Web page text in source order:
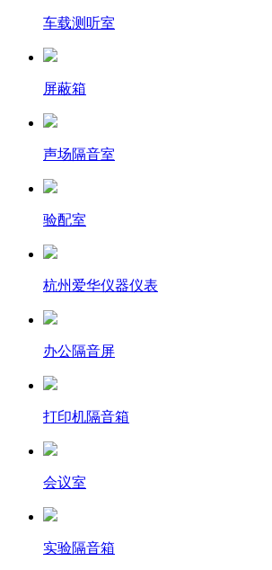
车载测听室
屏蔽箱
声场隔音室
验配室
杭州爱华仪器仪表
办公隔音屏
打印机隔音箱
会议室
实验隔音箱